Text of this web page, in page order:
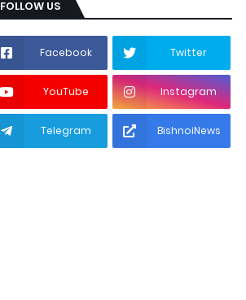
FOLLOW US
Facebook Twitter
YouTube Instagram
Telegram BishnoiNews